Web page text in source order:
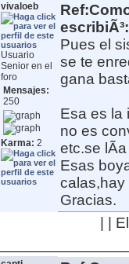
vivaloeb
Usuario
Senior en el
foro
Mensajes:
250
Karma: 2
escribiÃ³:
Pues el
se te
gana
Esa es la
no es
etc.se
Esas
calas,hay
Gracias.
| |